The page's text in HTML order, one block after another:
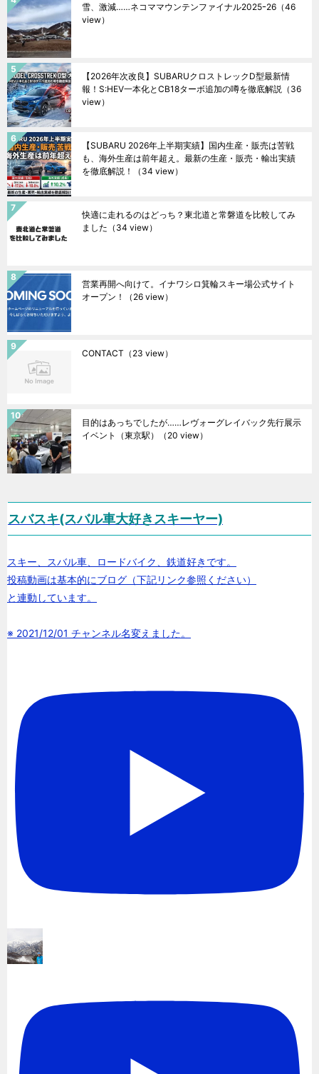
雪、激減……ネコママウンテンファイナル2025ｰ26 （46
view）
【2026年次改良】SUBARUクロストレックD型最新情
報！S:HEV一本化とCB18ターボ追加の噂を徹底解説 （36
view）
【SUBARU 2026年上半期実績】国内生産・販売は苦戦
も、海外生産は前年超え。最新の生産・販売・輸出実績
を徹底解説！
（34 view）
快適に走れるのはどっち？東北道と常磐道を比較してみ
ました （34 view）
営業再開へ向けて。イナワシロ箕輪スキー場公式サイト
オープン！
（26 view）
CONTACT （23 view）
目的はあっちでしたが……レヴォーグレイバック先行展示
イベント（東京駅）
（20 view）
スバスキ(スバル車大好きスキーヤー)
スキー、スバル車、ロードバイク、鉄道好きです。
投稿動画は基本的にブログ（下記リンク参照ください）
と連動しています。
※ 2021/12/01 チャンネル名変えました。